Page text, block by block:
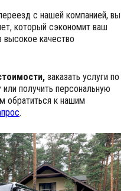
с нашей компанией, вы
который сэкономит ваш
качество
заказать услуги по
получить персональную
обратиться к нашим
.